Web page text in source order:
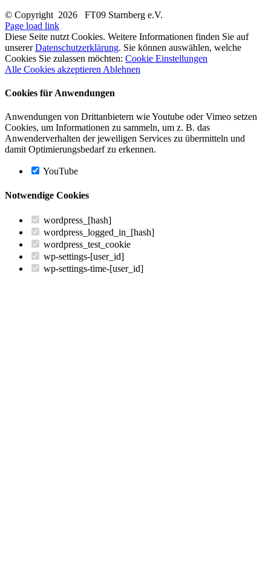
© Copyright 2026 FT09 Starnberg e.V.
Page load link
Diese Seite nutzt Cookies. Weitere Informationen finden Sie auf
unsererDatenschutzerklärung. Sie können auswählen, welche
Cookies Sie zulassen möchten: Cookie Einstellungen
Alle Cookies akzeptieren Ablehnen
Cookies für Anwendungen
Anwendungen von Drittanbietern wie Youtube oder Vimeo setzen
Cookies, um Informationen zu sammeln, um z. B. das
Anwenderverhalten der jeweiligen Services zu übermitteln und
damit Optimierungsbedarf zu erkennen.
YouTube
Notwendige Cookies
wordpress_[hash]
wordpress_logged_in_[hash]
wordpress_test_cookie
wp-settings-[user_id]
wp-settings-time-[user_id]